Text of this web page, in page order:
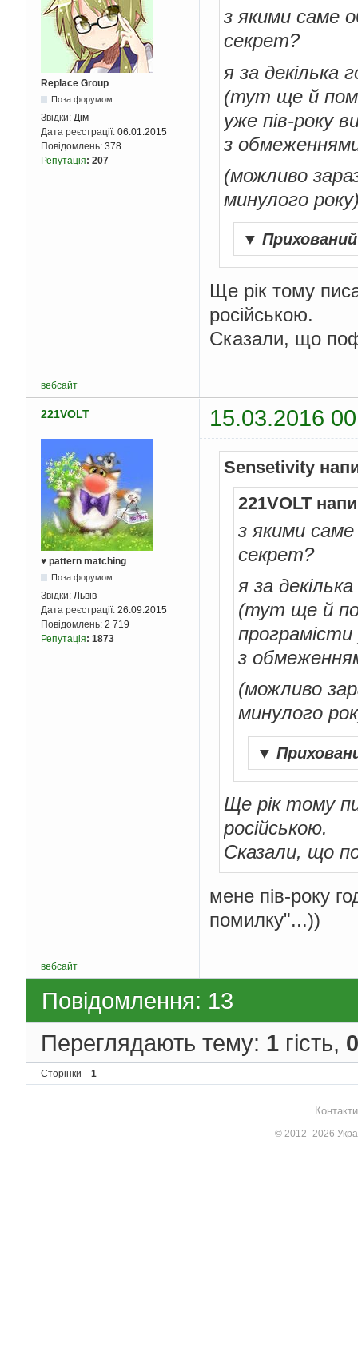
Replace Group
Поза форумом
Звідки: Дім
Дата реєстрації: 06.01.2015
Повідомлень: 378
Репутація: 207
з якими саме
секрет?
я за декілька
(тут ще й
уже пів-року
з
(можливо
минулого
▼
Ще рік тому
російською.
Сказали, що
вебсайт
221VOLT 15.03.2016
♥ pattern matching
Поза форумом
Звідки: Львів
Дата реєстрації: 26.09.2015
Повідомлень: 2 719
Репутація: 1873
Sensetivity
221VOLT
з якими
секрет?
я за
(тут ще й
з
(можливо
минулого
▼
Ще рік тому
російською.
Сказали, що
мене пів-року
помилку"...))
вебсайт
Повідомлення: 13
Переглядають тему: 1 гість, 0
Сторінки 1
© 2012–2026